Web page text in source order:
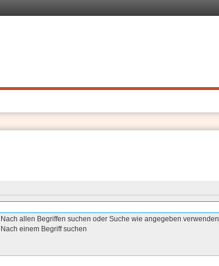
Nach allen Begriffen suchen oder Suche wie angegeben verwenden
Nach einem Begriff suchen